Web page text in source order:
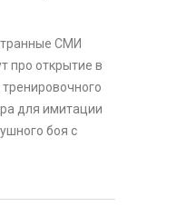
СМИ
про открытие в
для имитации
боя с